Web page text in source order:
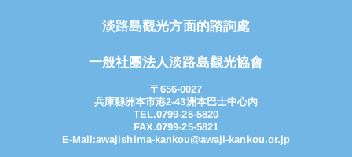
淡路島觀光方面的諮詢處
一般社團法人淡路島觀光協會
〒656-0027
兵庫縣洲本市港2-43洲本巴士中心內
TEL.0799-25-5820
FAX.0799-25-5821
E-Mail:awajishima-kankou@awaji-kankou.or.jp